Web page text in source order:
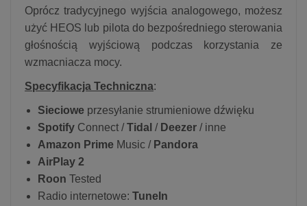
Oprócz tradycyjnego wyjścia analogowego, możesz
użyć HEOS lub pilota do bezpośredniego sterowania
głośnością wyjściową podczas korzystania ze
wzmacniacza mocy.
Specyfikacja Techniczna:
Sieciowe przesyłanie strumieniowe dźwięku
Spotify Connect /Tidal / Deezer / inne
Amazon Prime Music / Pandora
AirPlay 2
Roon Tested
Radio internetowe: TuneIn